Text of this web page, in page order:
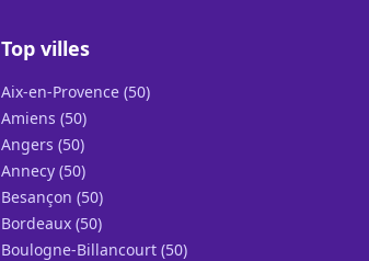
Top villes
Aix-en-Provence (50)
Amiens (50)
Angers (50)
Annecy (50)
Besançon (50)
Bordeaux (50)
Boulogne-Billancourt (50)